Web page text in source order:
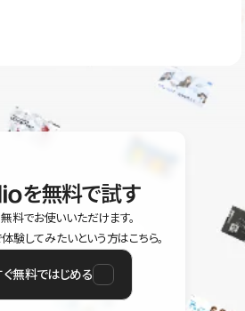
できるコミュニティもご利用ください。
を無料で試す
料でお使いいただけます。
験してみたいという方はこちら。
無料ではじめる